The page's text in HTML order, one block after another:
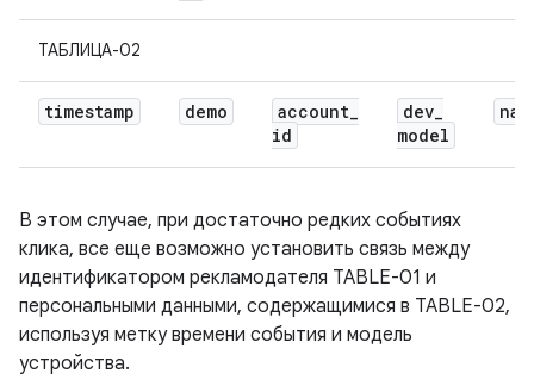
ТАБЛИЦА-02
timestamp demo account_
id
dev_
model
В этом случае, при достаточно редких событиях
клика, все еще возможно установить связь между
идентификатором рекламодателя TABLE-01 и
персональными данными, содержащимися в TABLE-02,
используя метку времени события и модель
устройства.